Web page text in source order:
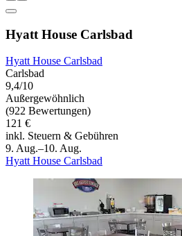
Hyatt House Carlsbad
Hyatt House Carlsbad
Carlsbad
9,4/10
Außergewöhnlich
(922 Bewertungen)
121 €
inkl. Steuern & Gebühren
9. Aug.–10. Aug.
Hyatt House Carlsbad